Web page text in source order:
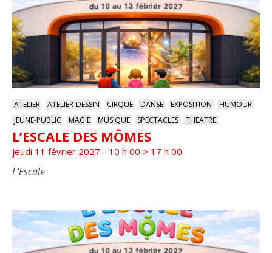
ATELIER ATELIER-DESSIN CIRQUE DANSE EXPOSITION
HUMOUR
JEUNE-PUBLIC
MAGIE MUSIQUE SPECTACLES THEATRE
L’ESCALE DES MÔMES
jeudi 11 février 2027 - 10 h 00 > 17 h 00
L'Escale